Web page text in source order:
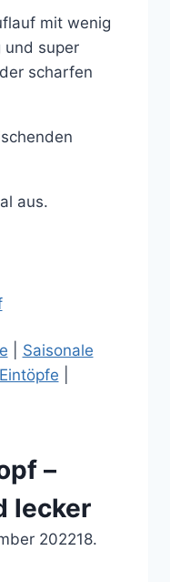
mit wenig
und super
scharfen
aus.
Saisonale
–
lecker
202218.